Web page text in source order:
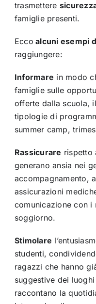
trasmettere
famiglie presenti.
Ecco alcuni esempi
raggiungere:
Informare in modo
famiglie sulle
offerte dalla scuola,
tipologie di
summer camp,
Rassicurare rispetto
generano ansia nei
accompagnamento,
assicurazioni
comunicazione con i
soggiorno.
Stimolare
studenti,
ragazzi che hanno
suggestive dei
raccontano la